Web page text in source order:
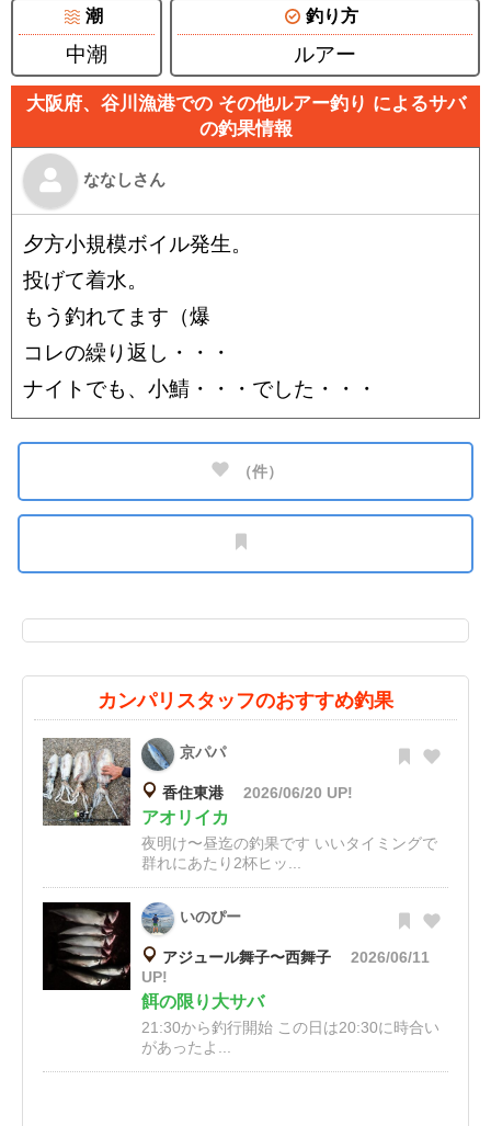
潮
中潮
釣り方
ルアー
大阪府、谷川漁港での その他ルアー釣り によるサバ
の釣果情報
ななしさん
夕方小規模ボイル発生。
投げて着水。
もう釣れてます（爆
コレの繰り返し・・・
ナイトでも、小鯖・・・でした・・・
（件）
カンパリスタッフのおすすめ釣果
京パパ
香住東港 2026/06/20 UP!
アオリイカ
夜明け〜昼迄の釣果です いいタイミングで
群れにあたり2杯ヒッ...
いのぴー
アジュール舞子〜西舞子
2026/06/11
UP!
餌の限り大サバ
21:30から釣行開始 この日は20:30に時合い
があったよ...